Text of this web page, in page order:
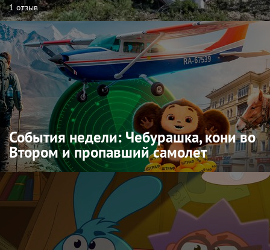
1 отзыв
События недели: Чебурашка, кони во
Втором и пропавший самолет